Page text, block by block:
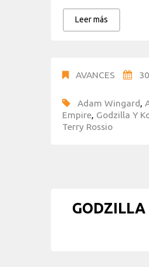
Leer más
AVANCES
Adam Wingard,
Empire, Godzilla Y
Terry Rossio